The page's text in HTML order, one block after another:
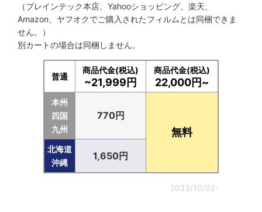
（ブレインテック本店、Yahooショッピング、楽天、
Amazon、ヤフオクでご購入されたフィルムとは同梱できま
せん。）
別カートの場合は同梱しません。
普通
商品代金(税込)
~21,999円
商品代金(税込)
22,000円~
本州
四国
九州
770円
無料
北海道
沖縄
1,650円
2023/10/02-